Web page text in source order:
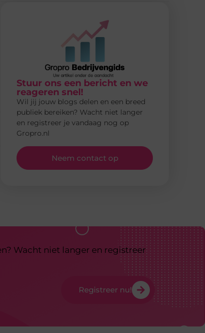
Stuur ons een bericht en we
reageren snel!
Wil jij jouw blogs delen en een breed
publiek bereiken? Wacht niet langer
en registreer je vandaag nog op
Gropro.nl
Neem contact op
Wacht niet langer en registreer
Registreer nu!